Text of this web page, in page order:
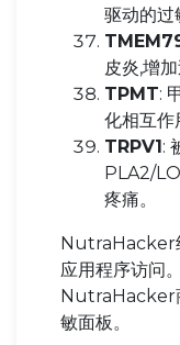
驱动的过
皮炎,增
TPMT:
化相互作
TRPV1:
PLA2/
疼痛。
NutraHacker
应用程序访问。
NutraHacker
敏面板。